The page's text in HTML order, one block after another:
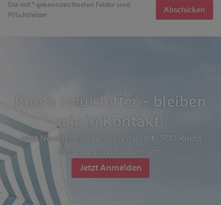
Die mit * gekennzeichneten Felder sind
Pflichtfelder
Abschicken
Ruefa Newsletter - bleiben
wir in Kontakt!
Jetzt Newsletter abonnieren und € 500 Ruefa
Reisegutschein gewinnen!
Jetzt Anmelden